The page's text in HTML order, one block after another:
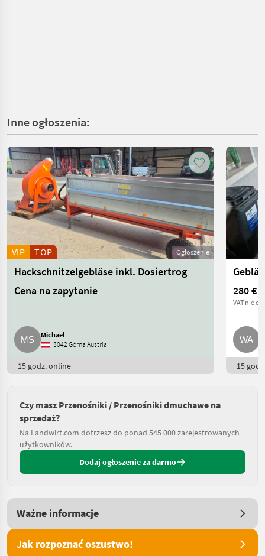
Inne ogłoszenia:
Ogłoszenie
VIP TOP
Hackschnitzelgebläse inkl. Dosiertrog
Cena na zapytanie
Michael
3042 Górna Austria
15 godz. online
280 €
VAT nie
15
Czy masz Przenośniki / Przenośniki dmuchawe na
sprzedaż?
Na Landwirt.com dotrzesz do ponad 545 000 zarejestrowanych
użytkowników.
Dodaj ogłoszenie za darmo
Ważne informacje
Jak rozpoznać oszustwo!